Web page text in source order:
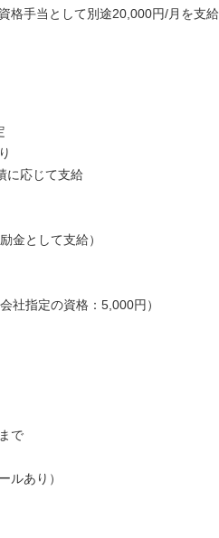
手当として別途20,000円/月を支給
に応じて支給
金として支給）
社指定の資格：5,000円）
で
ルあり）